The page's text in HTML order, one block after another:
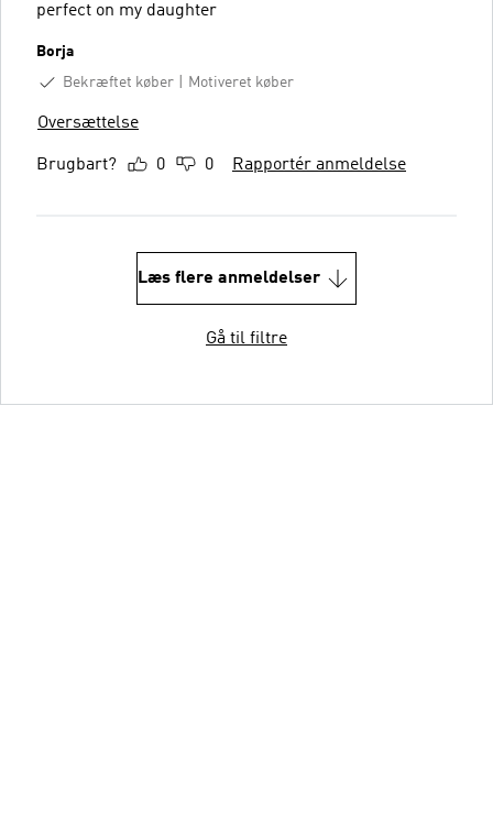
perfect on my daughter
Borja
Bekræftet køber
Motiveret køber
Oversættelse
Brugbart? 0 0 Rapportér anmeldelse
Læs flere anmeldelser
Gå til filtre